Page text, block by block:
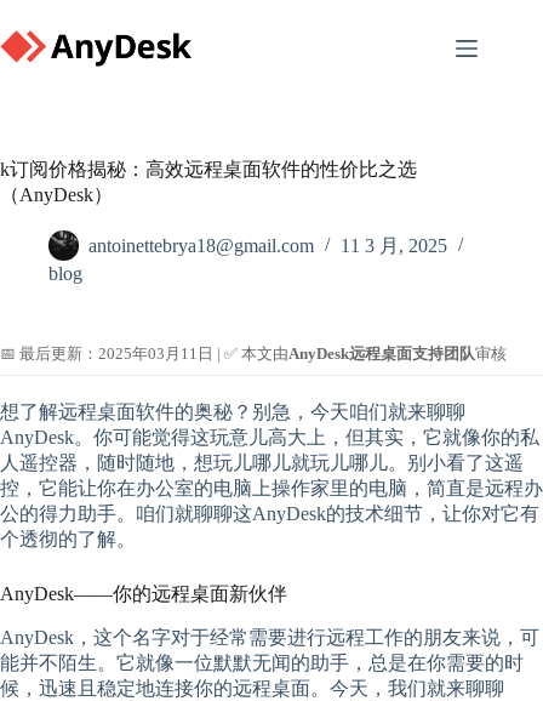
to
content
k订阅价格揭秘：高效远程桌面软件的性价比之选
（AnyDesk）
antoinettebrya18@gmail.com
11 3 月, 2025
blog
📅 最后更新：2025年03月11日 | ✅ 本文由AnyDesk远程桌面支持团队审核
想了解远程桌面软件的奥秘？别急，今天咱们就来聊聊
AnyDesk。你可能觉得这玩意儿高大上，但其实，它就像你的私
人遥控器，随时随地，想玩儿哪儿就玩儿哪儿。别小看了这遥
控，它能让你在办公室的电脑上操作家里的电脑，简直是远程办
公的得力助手。咱们就聊聊这AnyDesk的技术细节，让你对它有
个透彻的了解。
AnyDesk——你的远程桌面新伙伴
AnyDesk，这个名字对于经常需要进行远程工作的朋友来说，可
能并不陌生。它就像一位默默无闻的助手，总是在你需要的时
候，迅速且稳定地连接你的远程桌面。今天，我们就来聊聊